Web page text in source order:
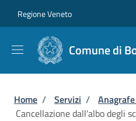
Regione Veneto
Comune di
Briciole di pane
Home / Servizi /
Cancellazione dall'albo degli